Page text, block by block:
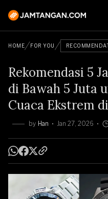
HOME FOR YOU
Rekomendasi 5
di Bawah 5 Juta
Cuaca Ekstrem
by Han Jan 27, 2026